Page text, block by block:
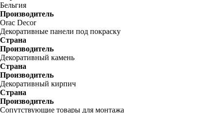
Бельгия
Производитель
Orac Decor
Декоративные панели под покраску
Страна
Производитель
Декоративный камень
Страна
Производитель
Декоративный кирпич
Страна
Производитель
Сопутствующие товары для монтажа